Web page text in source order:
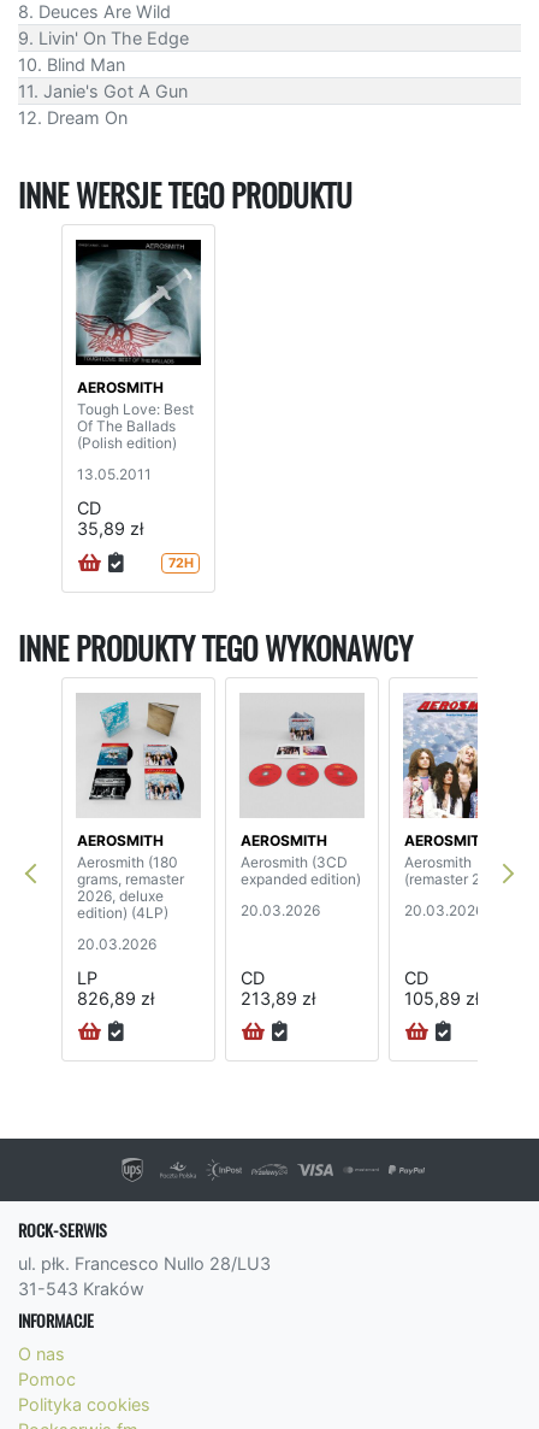
8. Deuces Are Wild
9. Livin' On The Edge
10. Blind Man
11. Janie's Got A Gun
12. Dream On
INNE WERSJE TEGO PRODUKTU
AEROSMITH
Tough Love: Best
Of The Ballads
(Polish edition)
13.05.2011
CD
35,89 zł
72H
INNE PRODUKTY TEGO WYKONAWCY
AEROSMITH
Aerosmith (180
grams, remaster
2026, deluxe
edition) (4LP)
20.03.2026
LP
826,89 zł
AEROSMITH
Aerosmith (3CD
expanded edition)
20.03.2026
CD
213,89 zł
AEROSMITH
Aerosmith
(remaster 2026)
20.03.2026
CD
105,89 zł
ROCK-SERWIS
ul. płk. Francesco Nullo 28/LU3
31-543 Kraków
INFORMACJE
O nas
Pomoc
Polityka cookies